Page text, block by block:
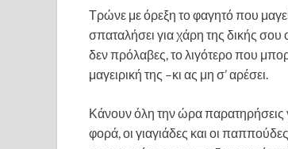
Τρώνε με όρεξη το φαγητό που
σπαταλήσει για χάρη της δικής σου
δεν πρόλαβες, το λιγότερο που
μαγειρική της –κι ας μη σ’ αρέσει.
Κάνουν όλη την ώρα παρατηρήσεις
φορά, οι γιαγιάδες και οι